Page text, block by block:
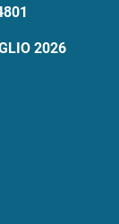
2026